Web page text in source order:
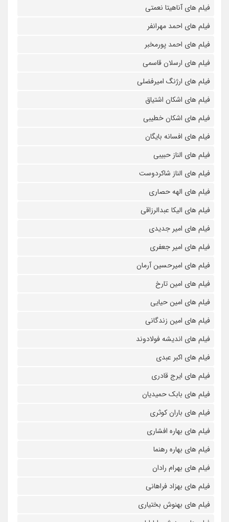
فیلم های آناهیتا نعمتی
فیلم های احمد مهرانفر
فیلم های احمد پورمخبر
فیلم های ارسلان قاسمی
فیلم های ارژنگ امیرفضلی
فیلم های اشکان اشتیاق
فیلم های اشکان خطیبی
فیلم های افسانه بایگان
فیلم های الناز حبیبی
فیلم های الناز شاکردوست
فیلم های الهه حصاری
فیلم های الیکا عبدالرزاقی
فیلم های امیر جدیدی
فیلم های امیر جعفری
فیلم های امیرحسین آرمان
فیلم های امین تارخ
فیلم های امین حیایی
فیلم های امین زندگانی
فیلم های اندیشه فولادوند
فیلم های اکبر عبدی
فیلم های ایرج قادری
فیلم های بابک حمیدیان
فیلم های باران کوثری
فیلم های بهاره افشاری
فیلم های بهاره رهنما
فیلم های بهرام رادان
فیلم های بهزاد فراهانی
فیلم های بهنوش بختیاری